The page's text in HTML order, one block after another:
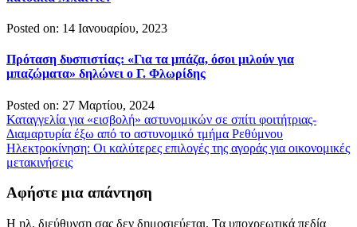
Posted on: 14 Ιανουαρίου, 2023
Πρόταση δυσπιστίας: «Για τα μπάζα, όσοι μιλούν για
μπαζώματα» δηλώνει ο Γ. Φλωρίδης
Posted on: 27 Μαρτίου, 2024
Πλοήγηση
άρθρων
Καταγγελία για «εισβολή» αστυνομικών σε σπίτι φοιτήτριας-
Διαμαρτυρία έξω από το αστυνομικό τμήμα Ρεθύμνου
Ηλεκτροκίνηση: Οι καλύτερες επιλογές της αγοράς για οικονομικές
μετακινήσεις
Αφήστε μια απάντηση
Η ηλ. διεύθυνση σας δεν δημοσιεύεται. Τα υποχρεωτικά πεδία